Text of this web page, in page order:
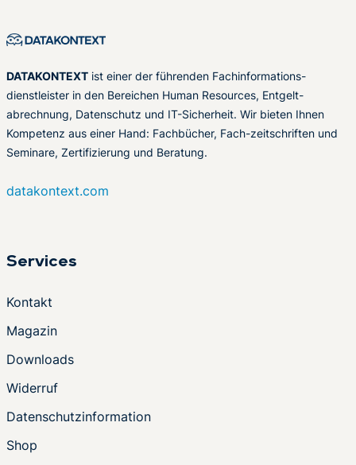
DATAKONTEXT ist einer der führenden Fachinformations-
dienstleister in den Bereichen Human Resources, Entgelt-
abrechnung, Datenschutz und IT-Sicherheit. Wir bieten Ihnen
Kompetenz aus einer Hand: Fachbücher, Fach-zeitschriften und
Seminare, Zertifizierung und Beratung.
datakontext.com
Services
Kontakt
Magazin
Downloads
Widerruf
Datenschutzinformation
Shop